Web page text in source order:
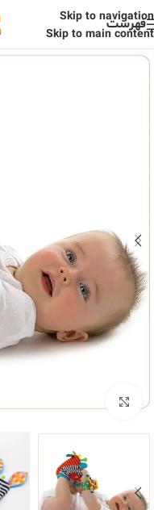
Skip to navigation
Skip to main content
فهرست